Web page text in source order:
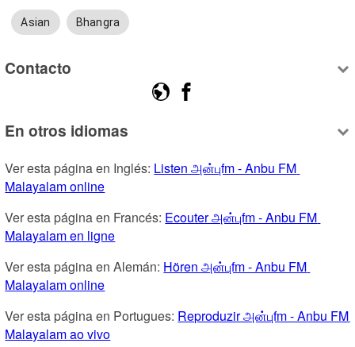
Asian Bhangra
Contacto
En otros idiomas
Ver esta página en Inglés: Listen அன்புfm - Anbu FM
Malayalam online
Ver esta página en Francés: Ecouter அன்புfm - Anbu FM
Malayalam en ligne
Ver esta página en Alemán: Hören அன்புfm - Anbu FM
Malayalam online
Ver esta página en Portugues: Reproduzir அன்புfm - Anbu FM
Malayalam ao vivo